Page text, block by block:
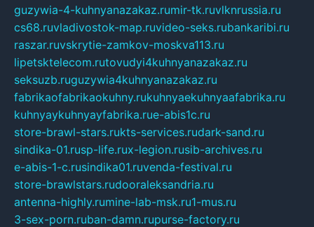
guzywia-4-kuhnyanazakaz.rumir-tk.ruvlknrussia.ru
cs68.ruvladivostok-map.ruvideo-seks.rubankaribi.ru
raszar.ruvskrytie-zamkov-moskva113.ru
lipetsktelecom.rutovudyi4kuhnyanazakaz.ru
seksuzb.ruguzywia4kuhnyanazakaz.ru
fabrikaofabrikaokuhny.rukuhnyaekuhnyaafabrika.ru
kuhnyaykuhnyayfabrika.rue-abis1c.ru
store-brawl-stars.rukts-services.rudark-sand.ru
sindika-01.rusp-life.rux-legion.rusib-archives.ru
e-abis-1-c.rusindika01.ruvenda-festival.ru
store-brawlstars.rudooraleksandria.ru
antenna-highly.rumine-lab-msk.ru1-mus.ru
3-sex-porn.ruban-damn.rupurse-factory.ru